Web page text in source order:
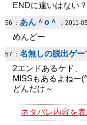
ENDに違いはない
56 ： あん＾o＾ ：2011-
めんどー
57 ： 名無しの脱出ゲー
2エンドあるケド、
MISSもあるよねー
どんだけ～
ネタバレ内容を